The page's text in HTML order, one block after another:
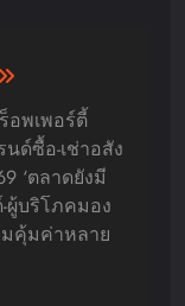
อพเพอร์ตี้
นด์ซื้อ-เช่าอสัง
‘ตลาดยังมี
ผู้บริโภคมอง
คุ้มค่าหลาย